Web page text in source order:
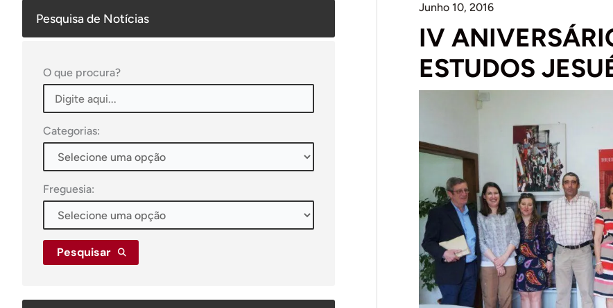
Pesquisa de Notícias
O que procura?
Categorias:
Freguesia:
Pesquisar
Junho 10, 2016
IV
ESTUDOS